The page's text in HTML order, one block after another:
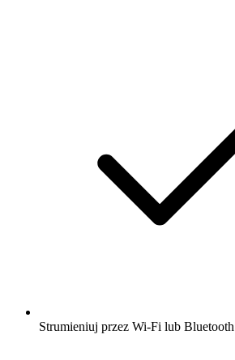
Strumieniuj przez Wi-Fi lub Bluetooth